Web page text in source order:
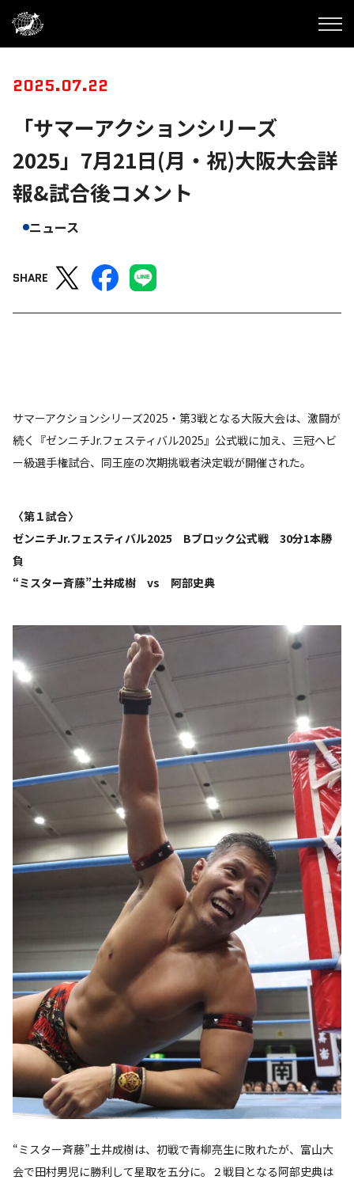
2025.07.22
「サマーアクションシリーズ
2025」7月21日(月・祝)大阪大会詳
報&試合後コメント
ニュース
SHARE
サマーアクションシリーズ2025・第3戦となる大阪大会は、激闘が
続く『ゼンニチJr.フェスティバル2025』公式戦に加え、三冠ヘビ
ー級選手権試合、同王座の次期挑戦者決定戦が開催された。
〈第１試合〉
ゼンニチJr.フェスティバル2025 Bブロック公式戦 30分1本勝
負
“ミスター斉藤”土井成樹 vs 阿部史典
“ミスター斉藤”土井成樹は、初戦で青柳亮生に敗れたが、富山大
会で田村男児に勝利して星取を五分に。２戦目となる阿部史典は